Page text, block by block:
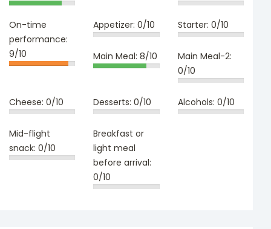
On-time
performance:
9/10
Appetizer:0/10 Starter: 0/10
Main Meal:8/10
Main Meal-2:
0/10
Cheese: 0/10 Desserts:0/10 Alcohols: 0/10
Mid-flight
snack: 0/10
Breakfast or
light meal
before arrival:
0/10